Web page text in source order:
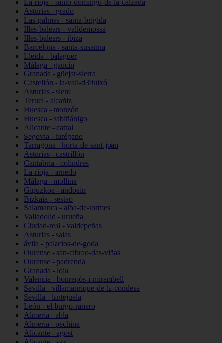
La-rioja - santo-domingo-de-la-calzada
Asturias - grado
Las-palmas - santa-brígida
Illes-balears - valldemossa
Illes-balears - ibiza
Barcelona - santa-susanna
Lleida - balaguer
Málaga - gaucín
Granada - güejar-sierra
Castellón - la-vall-d39uixó
Asturias - siero
Teruel - alcañiz
Huesca - monzón
Huesca - sabiñánigo
Alicante - catral
Segovia - turégano
Tarragona - horta-de-sant-joan
Asturias - castrillón
Cantabria - colindres
La-rioja - arnedo
Málaga - mollina
Gipuzkoa - andoain
Bizkaia - sestao
Salamanca - alba-de-tormes
Valladolid - urueña
Ciudad-real - valdepeñas
Asturias - salas
ávila - palacios-de-goda
Ourense - san-cibrao-das-viñas
Ourense - padrenda
Granada - loja
Valencia - bonrepòs-i-mirambell
Sevilla - villamanrique-de-la-condesa
Sevilla - lantejuela
León - el-burgo-ranero
Almería - abla
Almería - pechina
Alicante - agost